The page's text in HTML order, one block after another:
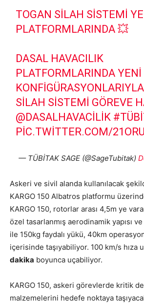
TOGAN SILAH SISTEMI
PLATFORMLARINDA 💥
DASAL HAVACILIK
PLATFORMLARINDA YENI
KONFIGÜRASYONLARIYLA
SILAH SISTEMI GÖREVE
@DASALHAVACILIK
PIC.TWITTER.COM/
— TÜBİTAK SAGE (@SageTubitak)
Askeri ve sivil alanda kullanılacak
KARGO 150 Albatros platformu
KARGO 150, rotorlar arası 4,5m ye
özel tasarlanmış aerodinamik yapısı
ile 150kg faydalı yükü, 40km operasyon
içerisinde taşıyabiliyor. 100 km/s hıza
dakika boyunca uçabiliyor.
KARGO 150, askeri görevlerde kritik
malzemelerini hedefe noktaya